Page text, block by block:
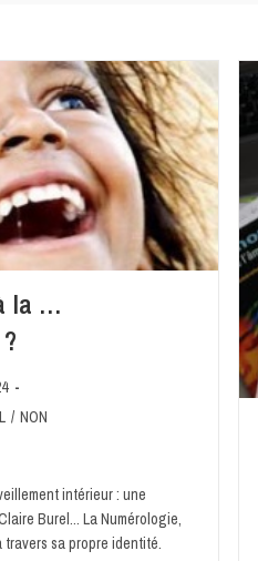
la …
/ NON
intérieur : une
Burel... La Numérologie,
sa propre identité.